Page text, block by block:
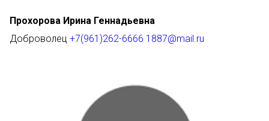
Прохорова Ирина Геннадьевна
Доброволец +7(961)262-6666 1887@mail.ru